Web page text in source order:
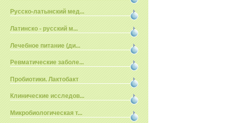
Русско-латынский мед...
Латинско - русский м...
Лечебное питание (ди...
Ревматические заболе...
Пробиотики. Лактобакт
Клинические исследов...
Микробиологическая т...